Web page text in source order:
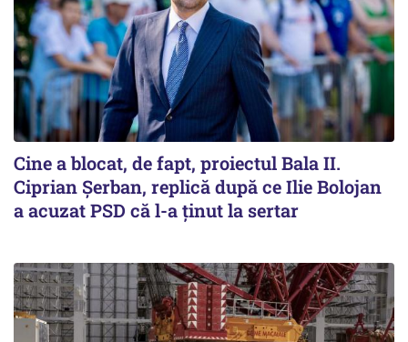
Cine a blocat, de fapt, proiectul Bala II.
Ciprian Șerban, replică după ce Ilie Bolojan
a acuzat PSD că l-a ținut la sertar